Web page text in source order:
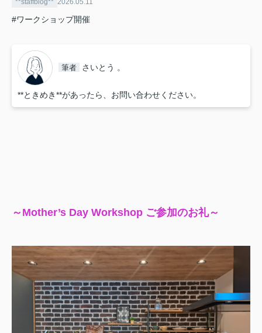
#ワークショップ開催
筆者 さいとう 。
**ときめき**があったら、お問い合わせください。
～Mother’s Day Workshop ご参加のお礼～